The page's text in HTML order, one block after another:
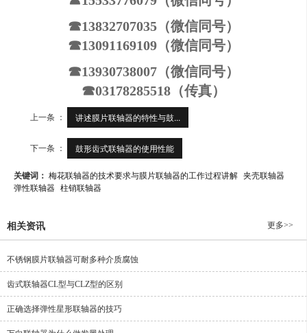
☎13832707035（微信同号）
☎13091169109（微信同号）
☎13930738007（微信同号）
☎03178285518（传真）
上一条 ： 讲述膜片联轴器的特性与鼓...
下一条 ： 鼓形齿式联轴器的使用性能
关键词： 梅花联轴器的技术要求与膜片联轴器的工作过程讲解 夹壳联轴器
弹性联轴器 柱销联轴器
相关资讯 更多>>
不锈钢膜片联轴器可耐多种介质腐蚀
齿式联轴器CL型与CLZ型的区别
正确选择弹性星形联轴器的技巧